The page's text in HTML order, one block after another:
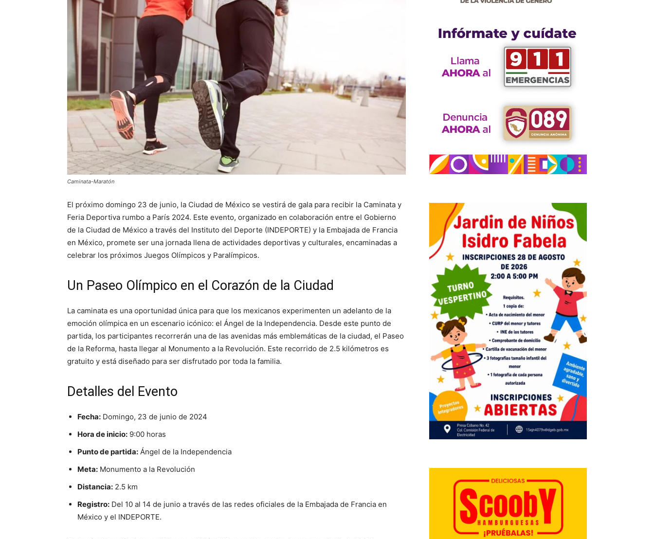
Caminata-Maratón
El próximo domingo 23 de junio, la Ciudad de México se vestirá de gala para recibir la Caminata y
Feria Deportiva rumbo a París 2024. Este evento, organizado en colaboración entre el Gobierno
de la Ciudad de México a través del Instituto del Deporte (INDEPORTE) y la Embajada de Francia
en México, promete ser una jornada llena de actividades deportivas y culturales, encaminadas a
celebrar los próximos Juegos Olímpicos y Paralímpicos.
Un Paseo Olímpico en el Corazón de la Ciudad
La caminata es una oportunidad única para que los mexicanos experimenten un adelanto de la
emoción olímpica en un escenario icónico: el Ángel de la Independencia. Desde este punto de
partida, los participantes recorrerán una de las avenidas más emblemáticas de la ciudad, el Paseo
de la Reforma, hasta llegar al Monumento a la Revolución. Este recorrido de 2.5 kilómetros es
gratuito y está diseñado para ser disfrutado por toda la familia.
Detalles del Evento
Fecha: Domingo, 23 de junio de 2024
Hora de inicio: 9:00 horas
Punto de partida: Ángel de la Independencia
Meta: Monumento a la Revolución
Distancia: 2.5 km
Registro: Del 10 al 14 de junio a través de las redes oficiales de la Embajada de Francia en
México y el INDEPORTE.